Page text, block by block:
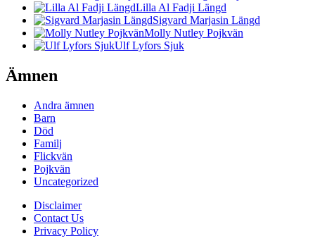
Lilla Al Fadji Längd
Sigvard Marjasin Längd
Molly Nutley Pojkvän
Ulf Lyfors Sjuk
Ämnen
Andra ämnen
Barn
Död
Familj
Flickvän
Pojkvän
Uncategorized
Disclaimer
Contact Us
Privacy Policy